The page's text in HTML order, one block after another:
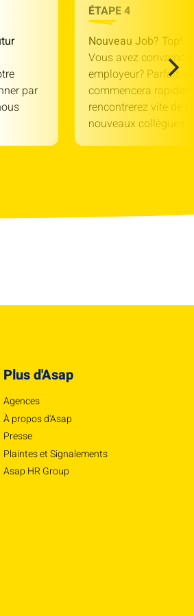
par
ÉTAPE 4
Nouveau Job? Top!
Vous avez
employeur? Parfait,
commencera
rencontrerez vite de
nouveaux collègues
Plus d'Asap
Agences
À propos d'Asap
Presse
Plaintes et Signalements
Asap HR Group